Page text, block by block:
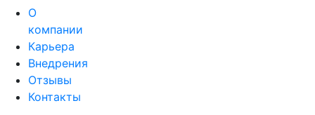
О
компании
Карьера
Внедрения
Отзывы
Контакты